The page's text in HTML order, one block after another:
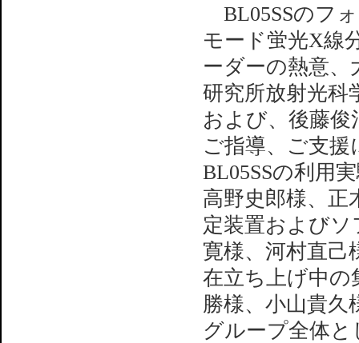
BL05SSのフ
モード蛍光X線
ーダーの熱意、
研究所放射光科
および、後藤俊
ご指導、ご支
BL05SSの利用
高野史郎様、正
定装置および
寛様、河村直己
在立ち上げ中の
勝様、小山貴
グループ全体